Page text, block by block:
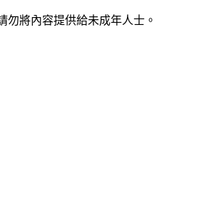
勿將內容提供給未成年人士。